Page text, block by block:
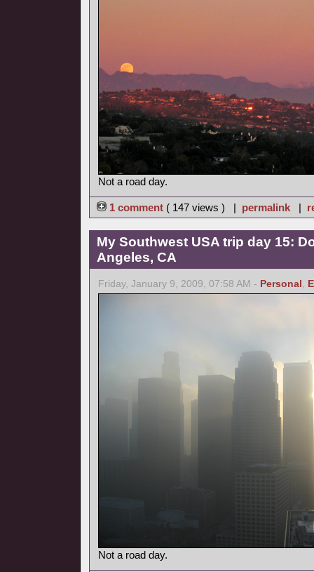
Not a road day.
1 comment ( 147 views ) | permalink |
My Southwest USA trip day 15:
Angeles, CA
Friday, January 9, 2009, 07:58 AM - Personal ,
Not a road day.